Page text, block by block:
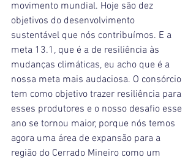
movimento mundial. Hoje são dez
objetivos do desenvolvimento
sustentável que nós contribuímos. E a
meta 13.1, que é a de resiliência às
mudanças climáticas, eu acho que é a
nossa meta mais audaciosa. O consórcio
tem como objetivo trazer resiliência para
esses produtores e o nosso desafio esse
ano se tornou maior, porque nós temos
agora uma área de expansão para a
região do Cerrado Mineiro como um